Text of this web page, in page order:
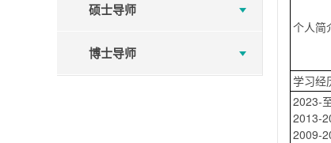
硕士导师
博士导师
个人简
学习经
2023-
2013-
2009-